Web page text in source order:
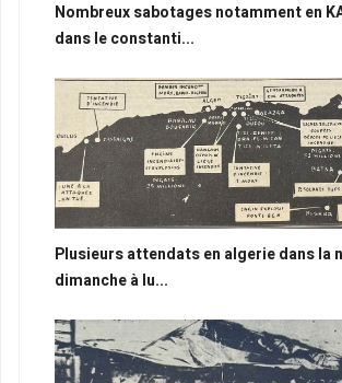
Nombreux sabotages notamment en
dans le constanti...
Plusieurs attendats en algerie dans la
dimanche à lu...